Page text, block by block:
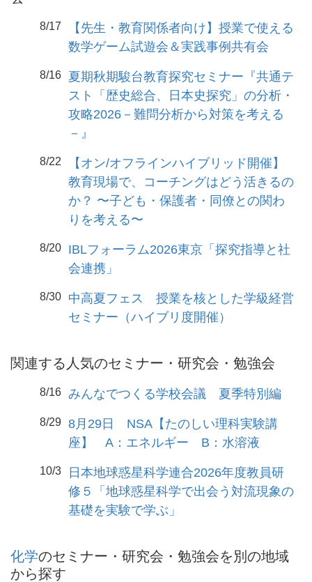
8/17
【先生・教育関係者向け】授業で使える
数学ゲーム試遊会＆実践事例共有会
8/16
夏期秋期駿台教育探究セミナー『共通テ
スト「歴史総合、日本史探究」の分析・
攻略2026－難問分析から対策を考える
－』
8/22
【オン/オフラインハイブリッド開催】
教育現場で、コーチングはどう活きるの
か？ 〜子ども・保護者・同僚との関わ
りを考える〜
8/20
IBLフォーラム2026東京「探究指導と社
会連携」
8/30
中高夏フェス 授業を核とした学級経営
セミナー（ハイブリ度開催）
関連する人気のセミナー・研究会・勉強会
8/16 みんなでつくる学校会議 夏季特別編
8/29 8月29日 NSA【たのしい理科実験講
座】 A：エネルギー B：水溶液
10/3
日本地球惑星科学連合2026年度教員研
修５「地球惑星科学で出会う対流現象の
基礎を実験で学ぶ」
化学のセミナー・研究会・勉強会を別の地域
から探す